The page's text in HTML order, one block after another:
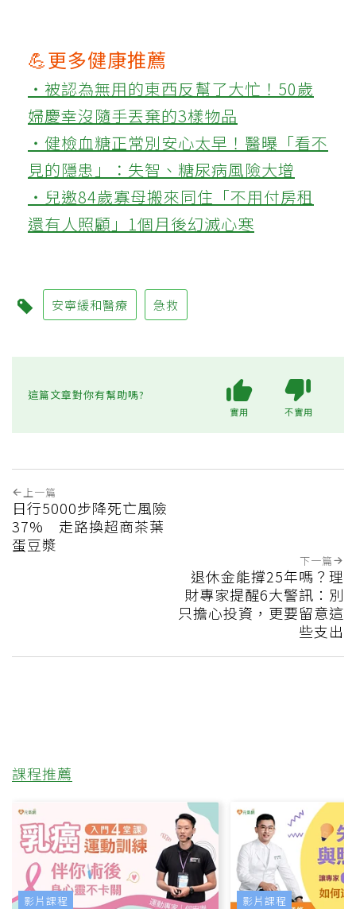
💪更多健康推薦
‧被認為無用的東西反幫了大忙！50歲
婦慶幸沒隨手丟棄的3樣物品
‧健檢血糖正常別安心太早！醫曝「看不
見的隱患」：失智、糖尿病風險大增
‧兒邀84歲寡母搬來同住「不用付房租
還有人照顧」1個月後幻滅心寒
安寧緩和醫療 急救
這篇文章對你有幫助嗎?
實用 不實用
上一篇
日行5000步降死亡風險
37% 走路換超商茶葉
蛋豆漿
下一篇
退休金能撐25年嗎？理
財專家提醒6大警訊：別
只擔心投資，更要留意這
些支出
課程推薦
影片課程 影片課程